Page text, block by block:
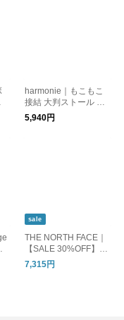
harmonie｜もこもこ
接結 大判ストール ス
トール マフラー 6258
0565
5,940円
sale
THE NORTH FACE｜
【SALE 30%OFF】ヌ
プシマフラー Nuptse
Muffler ダウン nn7231
7,315円